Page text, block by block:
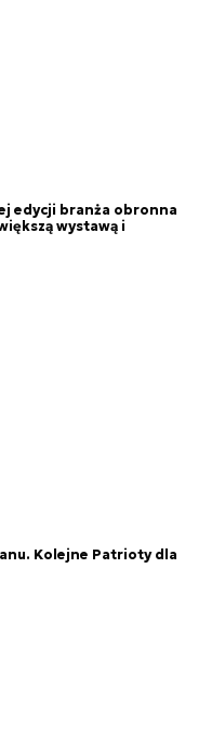
edycji branża obronna
wystawą i
Kolejne Patrioty dla